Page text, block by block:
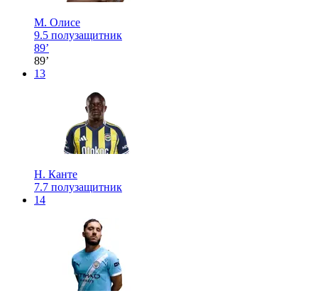
М. Олисе
9.5 полузащитник
89’
89’
13
Н. Канте
7.7 полузащитник
14